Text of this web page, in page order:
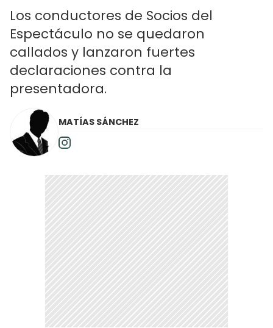
Los conductores de Socios del
Espectáculo no se quedaron
callados y lanzaron fuertes
declaraciones contra la
presentadora.
MATÍAS SÁNCHEZ